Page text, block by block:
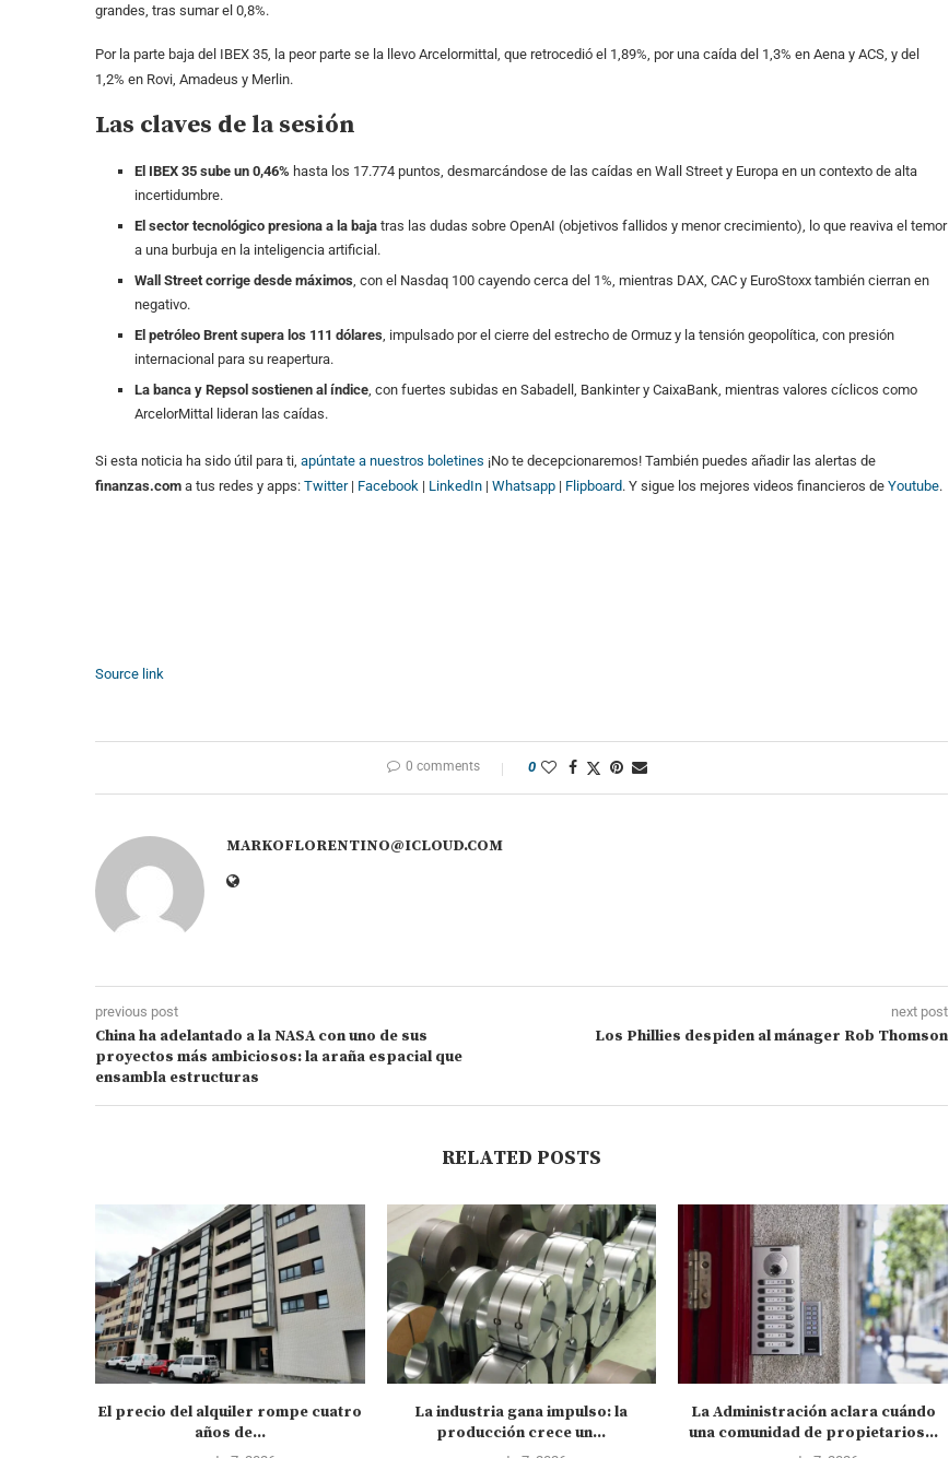
grandes, tras sumar el 0,8%.
Por la parte baja del IBEX 35, la peor parte se la llevo Arcelormittal, que retrocedió el 1,89%, por una caída del 1,3% en Aena y ACS, y del
1,2% en Rovi, Amadeus y Merlin.
Las claves de la sesión
El IBEX 35 sube un 0,46% hasta los 17.774 puntos, desmarcándose de las caídas en Wall Street y Europa en un contexto de alta
incertidumbre.
El sector tecnológico presiona a la baja tras las dudas sobre OpenAI (objetivos fallidos y menor crecimiento), lo que reaviva el temor
a una burbuja en la inteligencia artificial.
Wall Street corrige desde máximos , con el Nasdaq 100 cayendo cerca del 1%, mientras DAX, CAC y EuroStoxx también cierran en
negativo.
El petróleo Brent supera los 111 dólares , impulsado por el cierre del estrecho de Ormuz y la tensión geopolítica, con presión
internacional para su reapertura.
La banca y Repsol sostienen al índice , con fuertes subidas en Sabadell, Bankinter y CaixaBank, mientras valores cíclicos como
ArcelorMittal lideran las caídas.
Si esta noticia ha sido útil para ti, apúntate a nuestros boletines ¡No te decepcionaremos! También puedes añadir las alertas de
finanzas.com a tus redes y apps: Twitter| Facebook | LinkedIn | Whatsapp | Flipboard. Y sigue los mejores videos financieros de Youtube.
Source link
0 comments 0
MARKOFLORENTINO@ICLOUD.COM
previous post
China ha adelantado a la NASA con uno de sus
proyectos más ambiciosos: la araña espacial que
ensambla estructuras
next post
Los Phillies despiden al mánager Rob Thomson
RELATED POSTS
El precio del alquiler rompe cuatro
años de...
La industria gana impulso: la
producción crece un...
La Administración aclara cuándo
una comunidad de propietarios...